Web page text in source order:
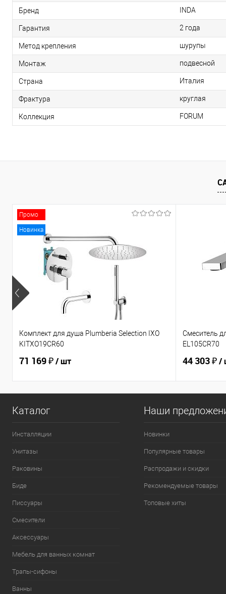
Бренд INDA
Гарантия 2 года
Метод крепления шурупы
Монтаж подвесной
Страна Италия
Фрактура круглая
Коллекция FORUM
Промо
Новинка
Комплект для душа Plumberia Selection IXO
KITXO19CR60
71 169 ₽/ шт
Смеситель
EL105CR70
44 303 ₽/
Каталог
Инсталляции
Унитазы
Раковины
Биде
Писсуары
Смесители
Аксессуары
Мебель для ванных комнат
Трапы-сифоны
Ванны
Наши
Новинки
Популярные товары
Распродажи и скидки
Рекомендуемые товары
Топовые хиты